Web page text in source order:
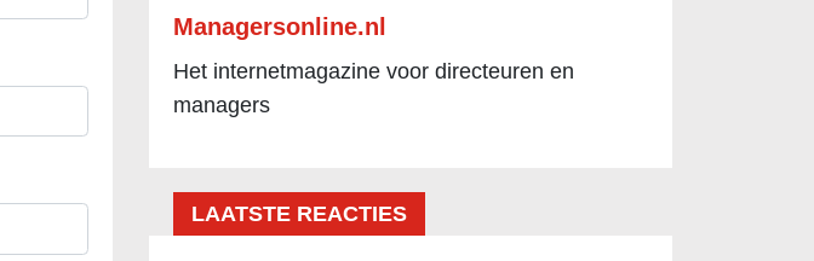
Managersonline.nl
Het internetmagazine voor directeuren en
managers
LAATSTE REACTIES